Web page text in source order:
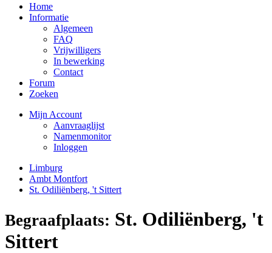
Home
Informatie
Algemeen
FAQ
Vrijwilligers
In bewerking
Contact
Forum
Zoeken
Mijn Account
Aanvraaglijst
Namenmonitor
Inloggen
Limburg
Ambt Montfort
St. Odiliënberg, 't Sittert
Begraafplaats: St. Odiliënberg, 't
Sittert